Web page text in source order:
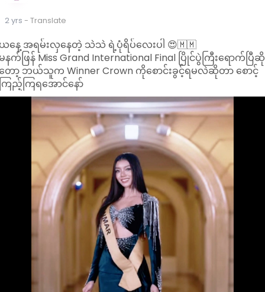
2 yrs - Translate
နေ့ အရမ်းလှနေတဲ့ သဲသဲ ရဲ့ပုံရိပ်လေးပါ 😍🇲🇲
နက်ဖြန် Miss Grand International Final ပြိုင်ပွဲကြီးရောက်ပြီဆို
ော့ ဘယ်သူက Winner Crown ကိုစောင်းခွင့်ရမလဲဆိုတာ စောင့်
ြည့်ကြရအောင်နော်